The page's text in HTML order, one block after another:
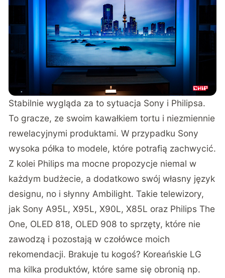
Stabilnie wygląda za to sytuacja Sony i Philipsa.
To gracze, ze swoim kawałkiem tortu i niezmiennie
rewelacyjnymi produktami. W przypadku Sony
wysoka półka to modele, które potrafią zachwycić.
Z kolei Philips ma mocne propozycje niemal w
każdym budżecie, a dodatkowo swój własny język
designu, no i słynny Ambilight. Takie telewizory,
jak Sony A95L, X95L, X90L, X85L oraz Philips The
One, OLED 818, OLED 908 to sprzęty, które nie
zawodzą i pozostają w czołówce moich
rekomendacji. Brakuje tu kogoś? Koreańskie LG
ma kilka produktów, które same się obronią np.